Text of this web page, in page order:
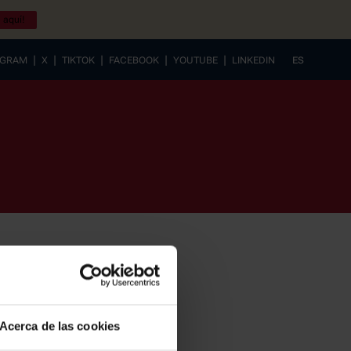
Acerca de las cookies
aquí!
| X | TIKTOK | FACEBOOK | YOUTUBE | LINKEDIN
ES